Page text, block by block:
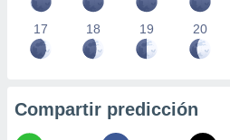
17 18 19 20
Compartir predicción